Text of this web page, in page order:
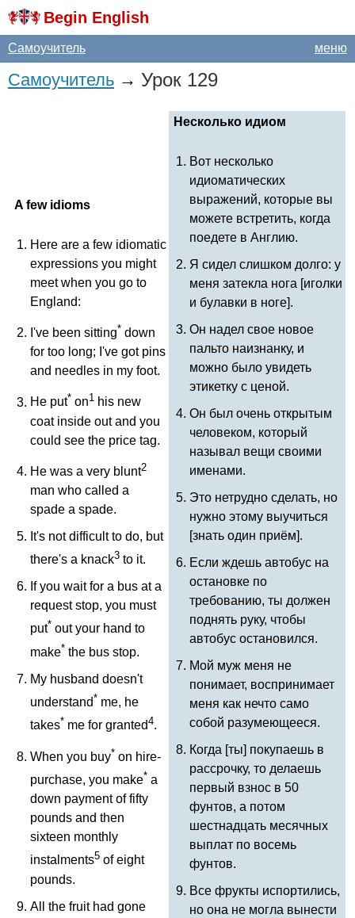
Begin English
меню
Самоучитель
Самоучитель → Урок 129
A few idioms
Here are a few idiomatic
expressions you might
meet when you go to
England:
I've been sitting* down
for too long; I've got pins
and needles in my foot.
He put* on1 his new
coat inside out and you
could see the price tag.
He was a very blunt2
man who called a
spade a spade.
It's not difficult to do, but
there's a knack3 to it.
If you wait for a bus at a
request stop, you must
put* out your hand to
make* the bus stop.
My husband doesn't
understand* me, he
takes* me for granted4.
When you buy* on hire-
purchase, you make* a
down payment of fifty
pounds and then
sixteen monthly
instalments5 of eight
pounds.
All
the fruit had gone
Несколько идиом
Вот несколько
идиоматических
выражений, которые вы
можете встретить, когда
поедете в Англию.
Я сидел слишком долго: у
меня затекла нога [иголки
и булавки в ноге].
Он надел свое новое
пальто наизнанку, и
можно было увидеть
этикетку с ценой.
Он был очень открытым
человеком, который
называл вещи своими
именами.
Это нетрудно сделать, но
нужно этому выучиться
[знать один приём].
Если ждешь автобус на
остановке по
требованию, ты должен
поднять руку, чтобы
автобус остановился.
Мой муж меня не
понимает, воспринимает
меня как нечто само
собой разумеющееся.
Когда [ты] покупаешь в
рассрочку, то делаешь
первый взнос в 50
фунтов, а потом
шестнадцать месячных
выплат по восемь
фунтов.
Все фрукты испортились,
но она не могла вынести